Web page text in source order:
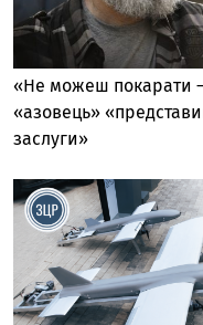
«Не можеш покарати
«азовець»
заслуги»